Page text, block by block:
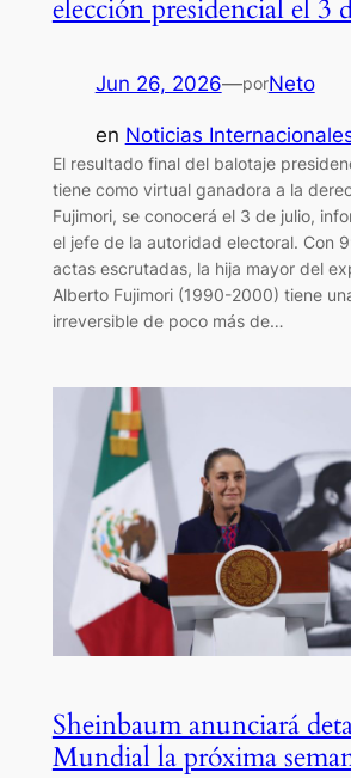
elección presidencial el 3
Jun 26, 2026—porNeto
en Noticias
El resultado final del balotaje
tiene como virtual ganadora a la
Fujimori, se conocerá el 3 de julio,
el jefe de la autoridad electoral. Con
actas escrutadas, la hija mayor del
Alberto Fujimori (1990-2000) tiene
irreversible de poco más de…
Sheinbaum anunciará
Mundial la próxima